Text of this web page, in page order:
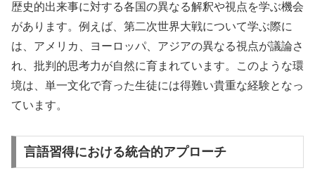
歴史的出来事に対する各国の異なる解釈や視点を学ぶ機会
があります。例えば、第二次世界大戦について学ぶ際に
は、アメリカ、ヨーロッパ、アジアの異なる視点が議論さ
れ、批判的思考力が自然に育まれています。このような環
境は、単一文化で育った生徒には得難い貴重な経験となっ
ています。
言語習得における統合的アプローチ